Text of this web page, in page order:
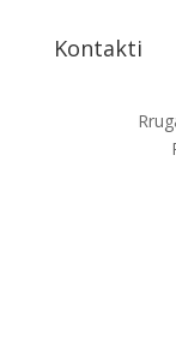
Kontakti